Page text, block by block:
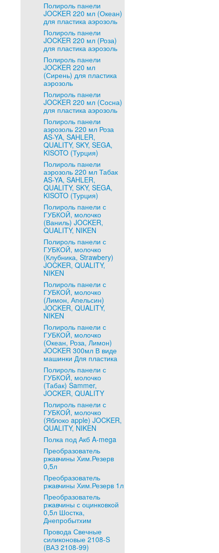
Полироль панели
JOCKER 220 мл (Океан)
для пластика аэрозоль
Полироль панели
JOCKER 220 мл (Роза)
для пластика аэрозоль
Полироль панели
JOCKER 220 мл
(Сирень) для пластика
аэрозоль
Полироль панели
JOCKER 220 мл (Сосна)
для пластика аэрозоль
Полироль панели
аэрозоль 220 мл Роза
AS-YA, SAHLER,
QUALITY, SKY, SEGA,
KISOTO (Турция)
Полироль панели
аэрозоль 220 мл Табак
AS-YA, SAHLER,
QUALITY, SKY, SEGA,
KISOTO (Турция)
Полироль панели с
ГУБКОЙ, молочко
(Ваниль) JOCKER,
QUALITY, NIKEN
Полироль панели с
ГУБКОЙ, молочко
(Клубника, Strawbery)
JOCKER, QUALITY,
NIKEN
Полироль панели с
ГУБКОЙ, молочко
(Лимон, Апельсин)
JOCKER, QUALITY,
NIKEN
Полироль панели с
ГУБКОЙ, молочко
(Океан, Роза, Лимон)
JOCKER 300мл В виде
машинки Для пластика
Полироль панели с
ГУБКОЙ, молочко
(Табак) Sammer,
JOCKER, QUALITY
Полироль панели с
ГУБКОЙ, молочко
(Яблоко apple) JOCKER,
QUALITY, NIKEN
Полка под Акб A-mega
Преобразователь
ржавчины Хим.Резерв
0,5л
Преобразователь
ржавчины Хим.Резерв 1л
Преобразователь
ржавчины с оцинковкой
0,5л Шостка,
Днепробытхим
Провода Свечные
силиконовые 2108-S
(ВАЗ 2108-99)